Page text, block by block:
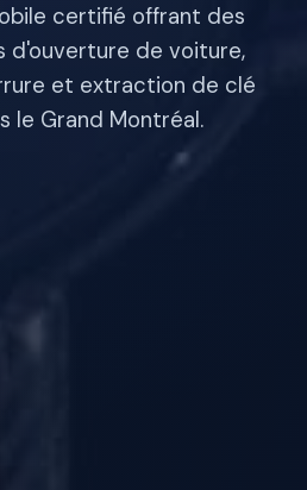
certifié offrant des
d'ouverture de voiture,
et extraction de clé
le Grand Montréal.